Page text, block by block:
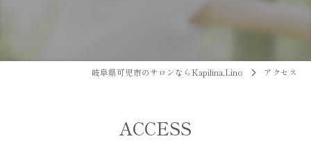
岐阜県可児市のサロンならKapilina.Lino アクセス
ACCESS